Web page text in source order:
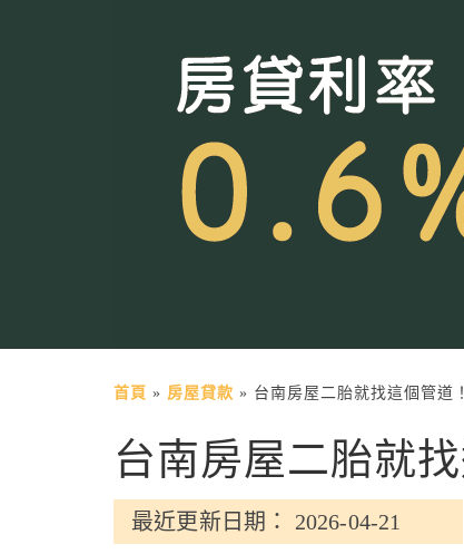
首頁 » 房屋貸款 » 台南房屋二胎就找這個管道
台南房屋二胎就
最近更新日期： 2026-04-21